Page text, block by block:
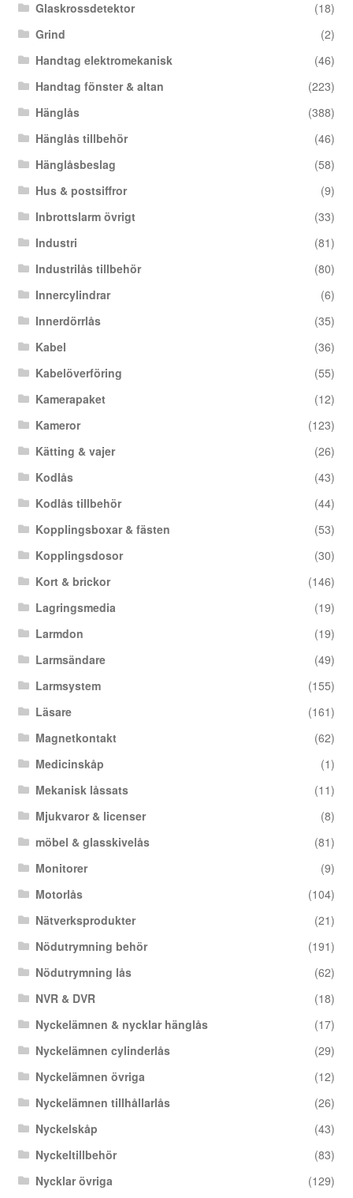
Glaskrossdetektor
(18)
Grind
(2)
Handtag elektromekanisk
(46)
Handtag fönster & altan
(223)
Hänglås
(388)
Hänglås tillbehör
(46)
Hänglåsbeslag
(58)
Hus & postsiffror
(9)
Inbrottslarm övrigt
(33)
Industri
(81)
Industrilås tillbehör
(80)
Innercylindrar
(6)
Innerdörrlås
(35)
Kabel
(36)
Kabelöverföring
(55)
Kamerapaket
(12)
Kameror
(123)
Kätting & vajer
(26)
Kodlås
(43)
Kodlås tillbehör
(44)
Kopplingsboxar & fästen
(53)
Kopplingsdosor
(30)
Kort & brickor
(146)
Lagringsmedia
(19)
Larmdon
(19)
Larmsändare
(49)
Larmsystem
(155)
Läsare
(161)
Magnetkontakt
(62)
Medicinskåp
(1)
Mekanisk låssats
(11)
Mjukvaror & licenser
(8)
möbel & glasskivelås
(81)
Monitorer
(9)
Motorlås
(104)
Nätverksprodukter
(21)
Nödutrymning behör
(191)
Nödutrymning lås
(62)
NVR & DVR
(18)
Nyckelämnen & nycklar hänglås
(17)
Nyckelämnen cylinderlås
(29)
Nyckelämnen övriga
(12)
Nyckelämnen tillhållarlås
(26)
Nyckelskåp
(43)
Nyckeltillbehör
(83)
Nycklar övriga
(129)